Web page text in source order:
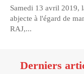
Samedi 13 avril 2019,
abjecte à l'égard de
RAJ,...
Derniers